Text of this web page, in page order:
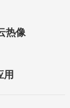
热像
用